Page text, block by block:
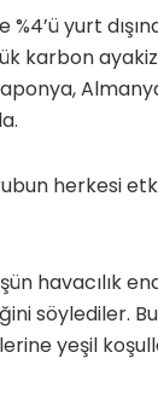
%4’ü yurt
karbon
herkesi
havacılık
söylediler.
yeşil